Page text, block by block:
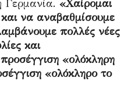
Γερμανία. «Χαίρομαι
να αναβαθμίσουμε
πολλές νέες
και
«ολόκληρη
«ολόκληρο το